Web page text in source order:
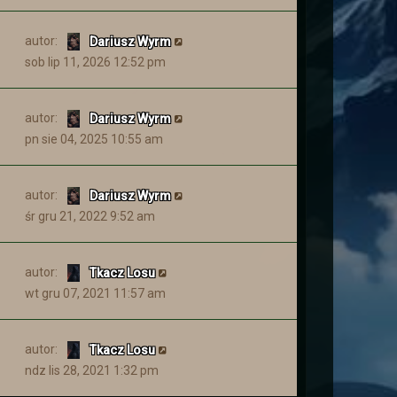
informacji znajdziecie
aby przekonać się jakie nastały
autor:
Dariusz Wyrm
sob lip 11, 2026 12:52 pm
autor:
Dariusz Wyrm
pn sie 04, 2025 10:55 am
autor:
Dariusz Wyrm
śr gru 21, 2022 9:52 am
autor:
Tkacz Losu
wt gru 07, 2021 11:57 am
autor:
Tkacz Losu
ndz lis 28, 2021 1:32 pm